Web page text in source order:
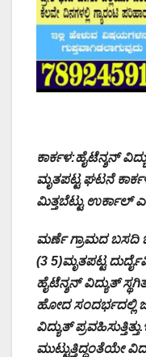
ಕಾರ್ಕಳ:ಹೈಟೆನ್ಶನ್
ಮೃತಪಟ್ಟ ಘಟನೆ
ಮಿತ್ತಬೆಟ್ಟು ಉರ್ಕಾಲ್
ಮರ್ಣೆ ಗ್ರಾಮದ ಬಸದಿ
(3 5)ಮೃತಪಟ್ಟ
ಹೈಟೆನ್ಶನ್ ವಿದ್ಯುತ್
ಹೋದ ಸಂದರ್ಭದಲ್ಲಿ
ವಿದ್ಯುತ್
ಮುಟ್ಟುತ್ತಿದ್ದಂತೆಯೇ